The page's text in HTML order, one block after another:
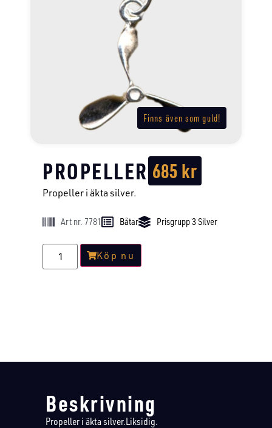
Finns även som guld!
PROPELLER 685kr
Propeller i äkta silver.
Art nr. 7781 Båtar Prisgrupp 3 Silver
Köp nu
Beskrivning
Propeller i äkta silver.Liksidig.